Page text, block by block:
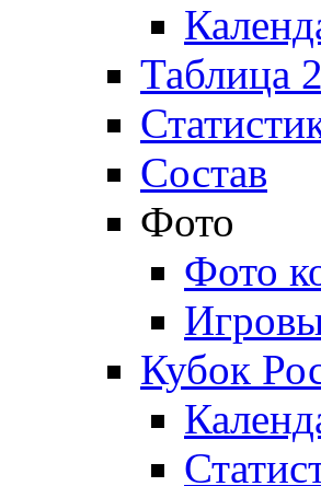
Таблица
Состав
Фото
Фото
Кубок